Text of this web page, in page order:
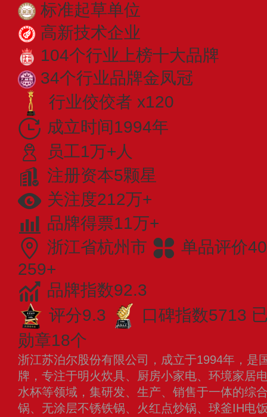
标准起草单位
高新技术企业
104个行业上榜十大品牌
34个行业品牌金凤冠
行业佼佼者 x120
成立时间1994年
员工1万+人
注册资本5颗星
关注度212万+
品牌得票11万+
浙江省杭州市
单品评价
259+
品牌指数92.3
评分9.3
口碑指数5713
勋章18个
浙江苏泊尔股份有限公司，成立于1994年，是
牌，专注于明火炊具、厨房小家电、环境家居
水杯等领域，集研发、生产、销售于一体的综
锅、无涂层不锈铁锅、火红点炒锅、球釜IH电